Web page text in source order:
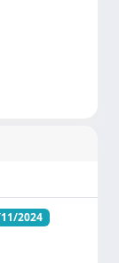
2024